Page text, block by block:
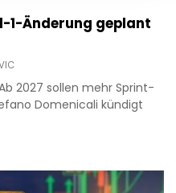
1-Änderung geplant
2027 sollen mehr Sprint-
Domenicali kündigt